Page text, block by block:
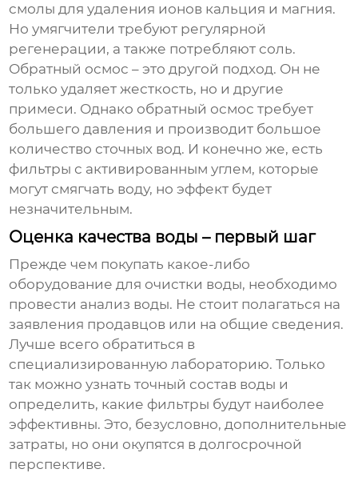
смолы для удаления ионов кальция и магния.
Но умягчители требуют регулярной
регенерации, а также потребляют соль.
Обратный осмос – это другой подход. Он не
только удаляет жесткость, но и другие
примеси. Однако обратный осмос требует
большего давления и производит большое
количество сточных вод. И конечно же, есть
фильтры с активированным углем, которые
могут смягчать воду, но эффект будет
незначительным.
Оценка качества воды – первый шаг
Прежде чем покупать какое-либо
оборудование для очистки воды, необходимо
провести анализ воды. Не стоит полагаться на
заявления продавцов или на общие сведения.
Лучше всего обратиться в
специализированную лабораторию. Только
так можно узнать точный состав воды и
определить, какие фильтры будут наиболее
эффективны. Это, безусловно, дополнительные
затраты, но они окупятся в долгосрочной
перспективе.